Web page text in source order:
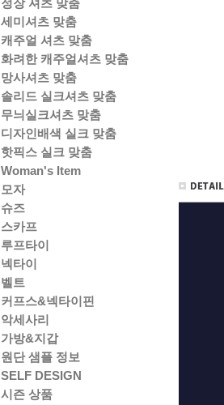
정장 셔츠 맞춤
세미셔츠 맞춤
캐주얼 셔츠 맞춤
화려한 캐주얼셔츠 맞춤
망사셔츠 맞춤
솔리드 실크셔츠 맞춤
무늬실크셔츠 맞춤
디자인배색 실크 맞춤
핫픽스 실크 맞춤
Woman's Item
모자
슈즈
스카프
루프타이
넥타이
벨트
커프스&넥타이핀
악세사리
가방&지갑
원단 샘플 정보
SELF DESIGN
시즌 상품